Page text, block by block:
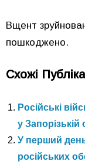
Вщент
пошкоджено.
Схожі
Російські
у Запорізькій
У перший
російських